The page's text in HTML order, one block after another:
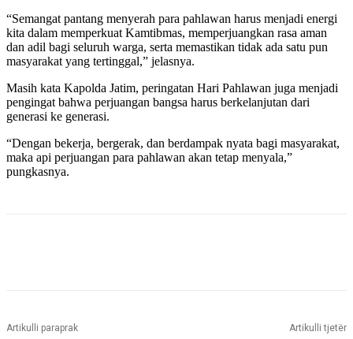
“Semangat pantang menyerah para pahlawan harus menjadi energi
kita dalam memperkuat Kamtibmas, memperjuangkan rasa aman
dan adil bagi seluruh warga, serta memastikan tidak ada satu pun
masyarakat yang tertinggal,” jelasnya.
Masih kata Kapolda Jatim, peringatan Hari Pahlawan juga menjadi
pengingat bahwa perjuangan bangsa harus berkelanjutan dari
generasi ke generasi.
“Dengan bekerja, bergerak, dan berdampak nyata bagi masyarakat,
maka api perjuangan para pahlawan akan tetap menyala,”
pungkasnya.
Artikulli paraprak Artikulli tjetër